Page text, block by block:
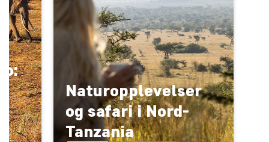
Naturopplevelser
og safari i Nord-
Tanzania